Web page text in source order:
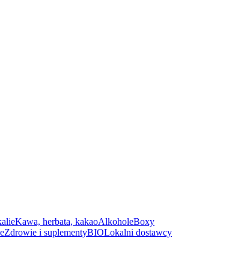
Kawa, herbata, kakaoAlkoholeBoxy
Zdrowie i suplementyBIOLokalni dostawcy